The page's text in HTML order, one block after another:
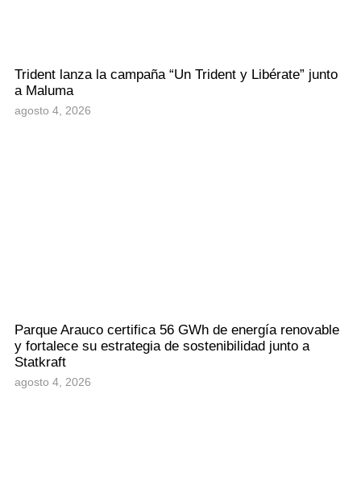
Trident lanza la campaña “Un Trident y Libérate” junto
a Maluma
agosto 4, 2026
Parque Arauco certifica 56 GWh de energía renovable
y fortalece su estrategia de sostenibilidad junto a
Statkraft
agosto 4, 2026